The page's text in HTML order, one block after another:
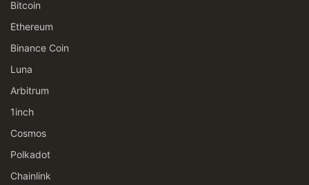
Bitcoin
Ethereum
Binance Coin
Luna
Arbitrum
1inch
Cosmos
Polkadot
Chainlink